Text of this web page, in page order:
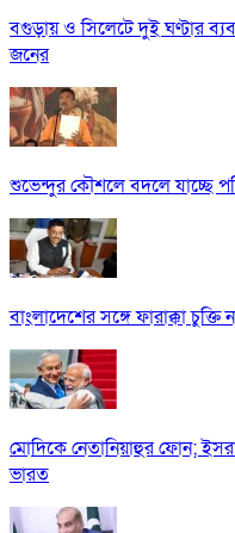
বগুড়ায় ও সিলেটে দুই ঘণ্টার
জনের
শুভেন্দুর কৌশলে বদলে যাচ্ছে
বাংলাদেশের সঙ্গে ফারাক্কা
মোদিকে নেতানিয়াহুর ফোন;
ভারত